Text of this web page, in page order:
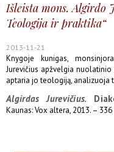
Išleista mons. Algirdo
Teologija ir praktika“
2013-11-21
Knygoje kunigas,
Jurevičius apžvelgia
aptaria jo teologiją, analizuoja
Algirdas Jurevičius.
Kaunas: Vox altera, 2013. – 336